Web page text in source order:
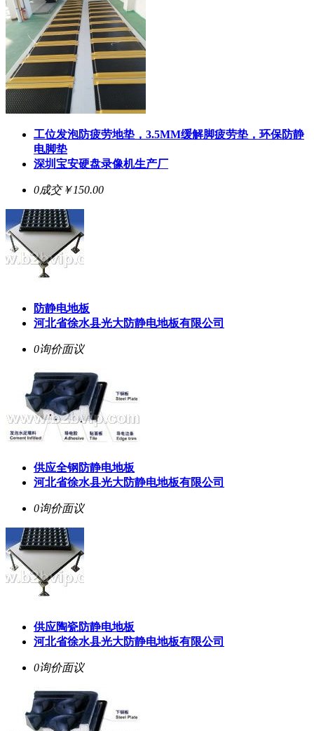
工位发泡防疲劳地垫，3.5MM缓解脚疲劳垫，环保防静
电脚垫
深圳宝安硬盘录像机生产厂
0成交￥150.00
防静电地板
河北省徐水县光大防静电地板有限公司
0询价面议
供应全钢防静电地板
河北省徐水县光大防静电地板有限公司
0询价面议
供应陶瓷防静电地板
河北省徐水县光大防静电地板有限公司
0询价面议